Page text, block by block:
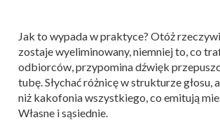
Jak to wypada w praktyce? Otóż
zostaje wyeliminowany, niemniej to, co
odbiorców, przypomina dźwięk
tubę. Słychać różnicę w strukturze głosu,
niż kakofonia wszystkiego, co emitują
Własne i sąsiednie.